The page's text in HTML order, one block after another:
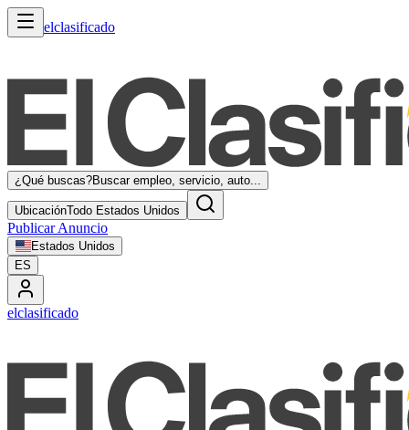
elclasificado
¿Qué buscas?Buscar empleo, servicio, auto...
UbicaciónTodo Estados Unidos
Publicar Anuncio
Estados Unidos
ES
elclasificado